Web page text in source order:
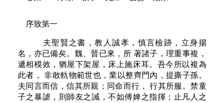
序致第一
夫聖賢之書，教人誠孝，慎言檢跡，立身揚
名，亦已備矣。魏、晉已來，所 著諸子，理重事複，
遞相模效，猶屋下架屋，床上施床耳。吾今所以複為
此者， 非敢軌物範世也，業以整齊門內，提撕子孫。
夫同言而信，信其所親；同命而行， 行其所服。禁童
子之暴謔，則師友之誡，不如傅婢之指揮；止凡人之